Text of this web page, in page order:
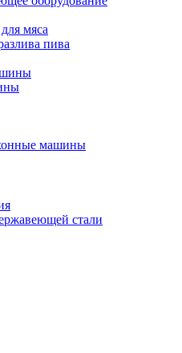
мяса
пива
машины
стали